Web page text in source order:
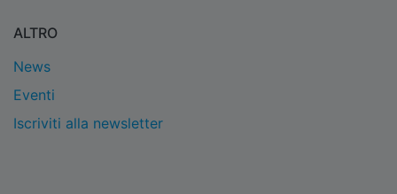
ALTRO
News
Eventi
Iscriviti alla newsletter